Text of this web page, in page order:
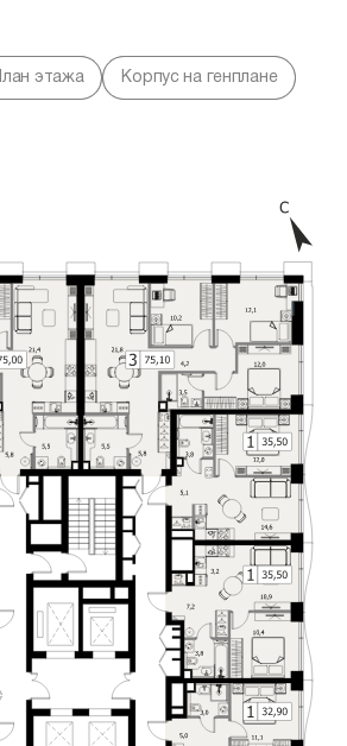
этажа Корпус на генплане